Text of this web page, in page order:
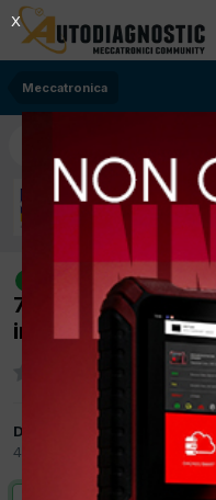
Meccatronica
[Renault
702 60Kw Diesel]
in corsa
Da cumero.lorenzo
4 Novembre 2017
X